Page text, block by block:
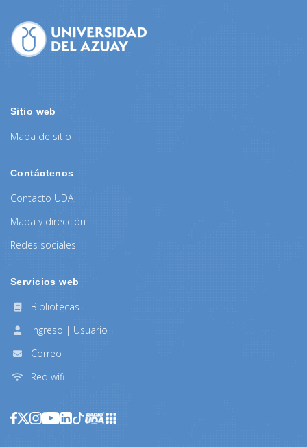
Sitio web
Mapa de sitio
Contáctenos
Contacto UDA
Mapa y dirección
Redes sociales
Servicios web
Bibliotecas
Ingreso | Usuario
Correo
Red wifi